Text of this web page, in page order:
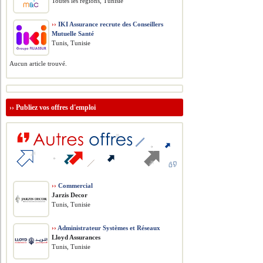
›› IKI Assurance recrute des Conseillers
Mutuelle Santé
Tunis, Tunisie
Aucun article trouvé.
››Publiez vos offres d'emploi
›› Commercial
Jarzis Decor
Tunis, Tunisie
›› Administrateur Systèmes et Réseaux
Lloyd Assurances
Tunis, Tunisie